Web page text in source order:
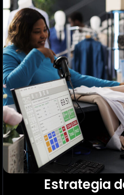
Estrategia